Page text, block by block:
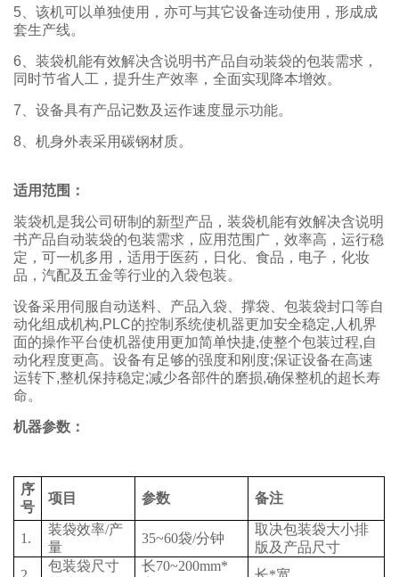
5、该机可以单独使用，亦可与其它设备连动使用，形成成
套生产线。
6、装袋机能有效解决含说明书产品自动装袋的包装需求，
同时节省人工，提升生产效率，全面实现降本增效。
7、设备具有产品记数及运作速度显示功能。
8、机身外表采用碳钢材质。
适用范围：
装袋机是我公司研制的新型产品，装袋机能有效解决含说明
书产品自动装袋的包装需求，应用范围广，效率高，运行稳
定，可一机多用，适用于医药，日化、食品，电子，化妆
品，汽配及五金等行业的入袋包装。
设备采用伺服自动送料、产品入袋、撑袋、包装袋封口等自
动化组成机构,PLC的控制系统使机器更加安全稳定,人机界
面的操作平台使机器使用更加简单快捷,使整个包装过程,自
动化程度更高。设备有足够的强度和刚度;保证设备在高速
运转下,整机保持稳定;减少各部件的磨损,确保整机的超长寿
命。
机器参数：
序
号
项目 参数 备注
1.
装袋效率/产
量
35~60袋/分钟
取决包装袋大小排
版及产品尺寸
包装袋尺寸
长70~200mm*